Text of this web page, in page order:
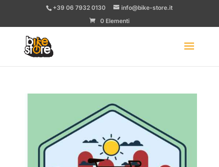
+39 06 7932 0130
info@bike-store.it
0 Elementi